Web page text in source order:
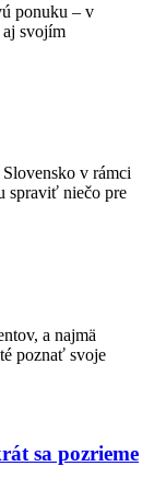
ponuku – v
svojím
v rámci
spraviť niečo pre
a najmä
poznať svoje
sa pozrieme